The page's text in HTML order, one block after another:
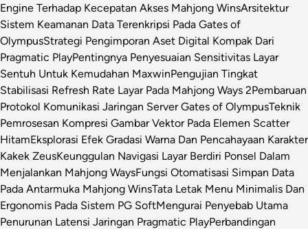
Engine Terhadap Kecepatan Akses Mahjong WinsArsitektur
Sistem Keamanan Data Terenkripsi Pada Gates of
OlympusStrategi Pengimporan Aset Digital Kompak Dari
Pragmatic PlayPentingnya Penyesuaian Sensitivitas Layar
Sentuh Untuk Kemudahan MaxwinPengujian Tingkat
Stabilisasi Refresh Rate Layar Pada Mahjong Ways 2Pembaruan
Protokol Komunikasi Jaringan Server Gates of OlympusTeknik
Pemrosesan Kompresi Gambar Vektor Pada Elemen Scatter
HitamEksplorasi Efek Gradasi Warna Dan Pencahayaan Karakter
Kakek ZeusKeunggulan Navigasi Layar Berdiri Ponsel Dalam
Menjalankan Mahjong WaysFungsi Otomatisasi Simpan Data
Pada Antarmuka Mahjong WinsTata Letak Menu Minimalis Dan
Ergonomis Pada Sistem PG SoftMengurai Penyebab Utama
Penurunan Latensi Jaringan Pragmatic PlayPerbandingan